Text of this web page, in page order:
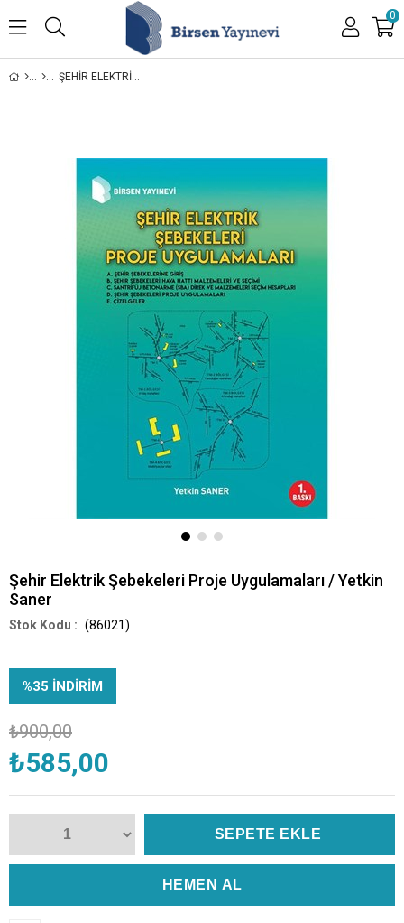
0
ŞEHIR ELEKTRIK ŞEBEKELERI PROJE UYGULAMALARI / YETKIN SANER
Şehir Elektrik Şebekeleri Proje Uygulamaları / Yetkin
Saner
(86021)
%35 İNDIRIM
₺900,00
₺585,00